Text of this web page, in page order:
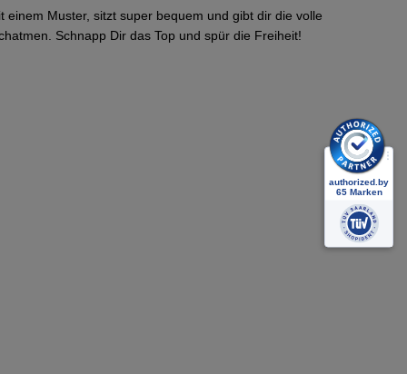
Muster, sitzt super bequem und gibt dir die volle
Schnapp Dir das Top und spür die Freiheit!